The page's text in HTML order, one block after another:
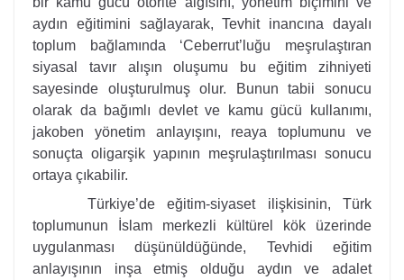
aydın eğitimini sağlayarak, Tevhit inancına dayalı
toplum bağlamında ‘Ceberrut’luğu meşrulaştıran
siyasal tavır alışın oluşumu bu eğitim zihniyeti
sayesinde oluşturulmuş olur. Bunun tabii sonucu
olarak da bağımlı devlet ve kamu gücü kullanımı,
jakoben yönetim anlayışını, reaya toplumunu ve
sonuçta oligarşik yapının meşrulaştırılması sonucu
ortaya çıkabilir.
Türkiye’de eğitim-siyaset ilişkisinin, Türk
toplumunun İslam merkezli kültürel kök üzerinde
uygulanması düşünüldüğünde, Tevhidi eğitim
anlayışının inşa etmiş olduğu aydın ve adalet